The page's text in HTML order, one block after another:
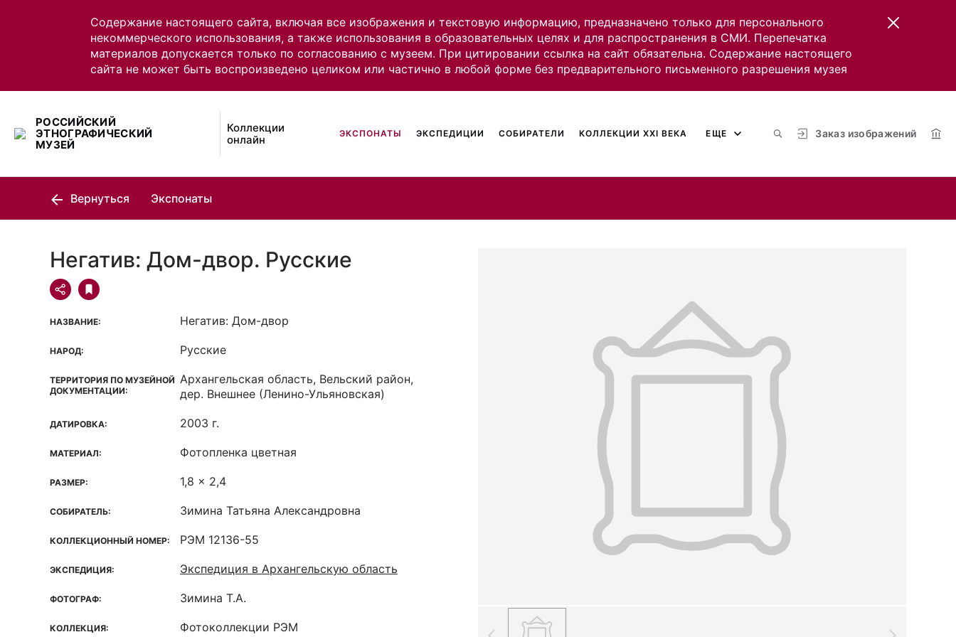
Содержание настоящего сайта, включая все изображения и текстовую информацию, предназначено только для персонального
некоммерческого использования, а также использования в образовательных целях и для распространения в СМИ. Перепечатка
материалов допускается только по согласованию с музеем. При цитировании ссылка на сайт обязательна. Содержание настоящего
сайта не может быть воспроизведено целиком или частично в любой форме без предварительного письменного разрешения музея
РОССИЙСКИЙ
ЭТНОГРАФИЧЕСКИЙ
МУЗЕЙ
Коллекции
онлайн
Заказ изображений
ЭКСПОНАТЫ ЭКСПЕДИЦИИ СОБИРАТЕЛИ КОЛЛЕКЦИИ XXI ВЕКА ЕЩЕ
Вернуться Экспонаты
Негатив: Дом-двор. Русские
НАЗВАНИЕ: Негатив: Дом-двор
НАРОД: Русские
ТЕРРИТОРИЯ ПО МУЗЕЙНОЙ
ДОКУМЕНТАЦИИ:
Архангельская область, Вельский район,
дер. Внешнее (Ленино-Ульяновская)
ДАТИРОВКА: 2003 г.
МАТЕРИАЛ: Фотопленка цветная
РАЗМЕР: 1,8 x 2,4
СОБИРАТЕЛЬ: Зимина Татьяна Александровна
КОЛЛЕКЦИОННЫЙ НОМЕР: РЭМ 12136-55
ЭКСПЕДИЦИЯ: Экспедиция в Архангельскую область
ФОТОГРАФ: Зимина Т.А.
КОЛЛЕКЦИЯ: Фотоколлекции РЭМ